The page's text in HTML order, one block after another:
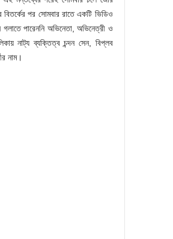
পর সোমবার রাতে একটি ভিডিও
গলাতে পারেননি অভিনেতা, অভিনেত্রী ও
নাট্য ব্যক্তিত্ব চন্দন সেন, বিপ্লব
নাম।